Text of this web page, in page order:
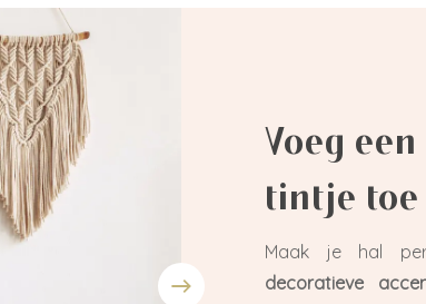
Voeg
tintje toe
Maak je hal
decoratieve